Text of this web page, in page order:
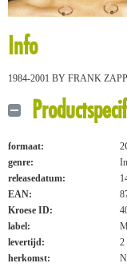
Info
1984-2001 BY FRANK
formaat:
genre:
releasedatum:
EAN:
Kroese ID:
label:
levertijd:
2
herkomst: